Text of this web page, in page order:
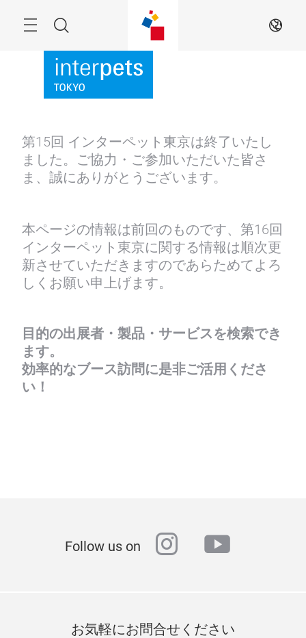
Search JA
第15回 インターペット東京は終了いたし
ました。ご協力・ご参加いただいた皆さ
ま、誠にありがとうございます。
本ページの情報は前回のものです、第16回
インターペット東京に関する情報は順次更
新させていただきますのであらためてよろ
しくお願い申上げます。
目的の出展者・製品・サービスを検索でき
ます。
効率的なブース訪問に是非ご活用くださ
い！
Follow us on instagram
youtube
お気軽にお問合せください